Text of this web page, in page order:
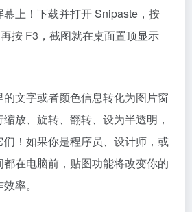
上！下载并打开 Snipaste，按
按 F3，截图就在桌面置顶显示
文字或者颜色信息转化为图片窗
放、旋转、翻转、设为半透明，
！如果你是程序员、设计师，或
在电脑前，贴图功能将改变你的
率。